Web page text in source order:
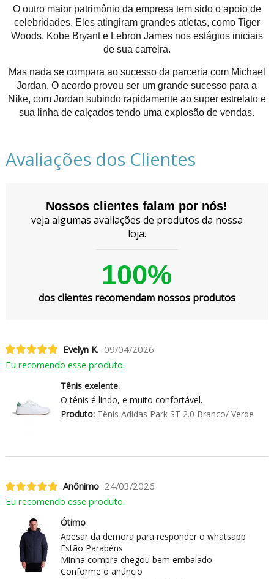
O outro maior patrimônio da empresa tem sido o apoio de
celebridades. Eles atingiram grandes atletas, como Tiger
Woods, Kobe Bryant e Lebron James nos estágios iniciais
de sua carreira.
Mas nada se compara ao sucesso da parceria com Michael
Jordan. O acordo provou ser um grande sucesso para a
Nike, com Jordan subindo rapidamente ao super estrelato e
sua linha de calçados tendo uma explosão de vendas.
Avaliações dos Clientes
Nossos clientes falam por nós!
veja algumas avaliações de produtos da nossa
loja.
100%
dos clientes recomendam nossos produtos
Evelyn K. 09/04/2026
Eu recomendo esse produto.
Tênis exelente.
O tênis é lindo, e muito confortável.
Produto:Tênis Adidas Park ST 2.0 Branco/ Verde
Anônimo 24/03/2026
Eu recomendo esse produto.
Ótimo
Apesar da demora para responder o whatsapp
Estão Parabéns
Minha compra chegou bem embalado
Conforme o anúncio